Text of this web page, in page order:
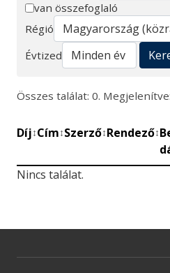
Keresés
van összefoglaló
Régió
Évtized
Összes találat: 0.
Díj↕Cím↕Szerző↕Rendező↕
Nincs találat.